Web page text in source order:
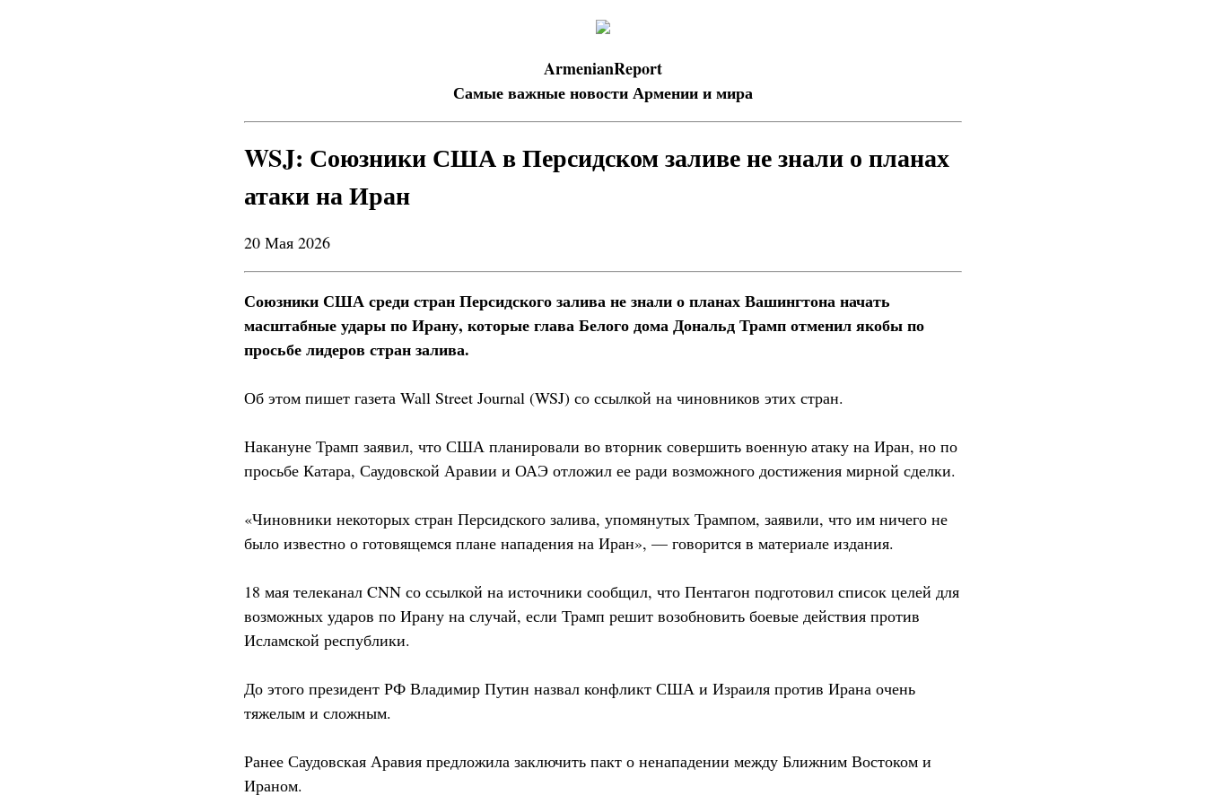
ArmenianReport
Самые важные новости Армении и мира
WSJ: Союзники США в Персидском заливе не знали о планах
атаки на Иран
20 Мая 2026
Союзники США среди стран Персидского залива не знали о планах Вашингтона начать
масштабные удары по Ирану, которые глава Белого дома Дональд Трамп отменил якобы по
просьбе лидеров стран залива.
Об этом пишет газета Wall Street Journal (WSJ) со ссылкой на чиновников этих стран.
Накануне Трамп заявил, что США планировали во вторник совершить военную атаку на Иран, но по
просьбе Катара, Саудовской Аравии и ОАЭ отложил ее ради возможного достижения мирной сделки.
«Чиновники некоторых стран Персидского залива, упомянутых Трампом, заявили, что им ничего не
было известно о готовящемся плане нападения на Иран», — говорится в материале издания.
18 мая телеканал CNN со ссылкой на источники сообщил, что Пентагон подготовил список целей для
возможных ударов по Ирану на случай, если Трамп решит возобновить боевые действия против
Исламской республики.
До этого президент РФ Владимир Путин назвал конфликт США и Израиля против Ирана очень
тяжелым и сложным.
Ранее Саудовская Аравия предложила заключить пакт о ненападении между Ближним Востоком и
Ираном.